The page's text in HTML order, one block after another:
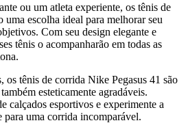
ou um atleta experiente, os tênis de
uma escolha ideal para melhorar seu
Com seu design elegante e
tênis o acompanharão em todas as
os tênis de corrida Nike Pegasus 41 são
esteticamente agradáveis.
calçados esportivos e experimente a
uma corrida incomparável.